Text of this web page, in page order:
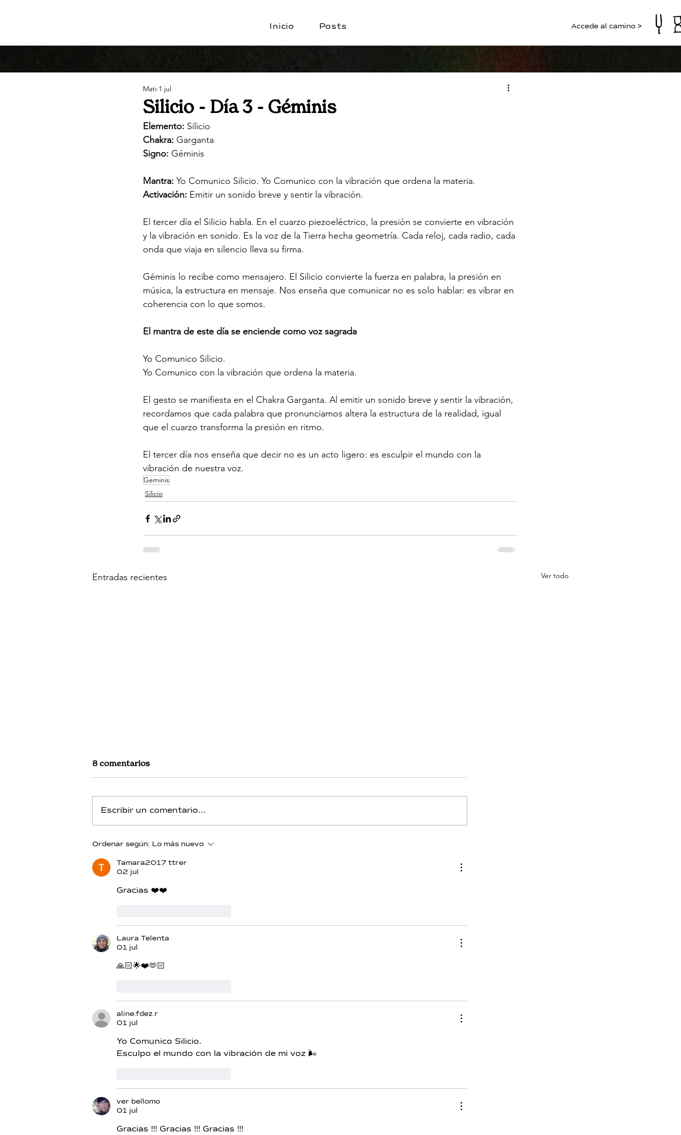
Inicio Posts Accede al camino >
Silicio - Día 3 - Géminis
Mati 1 jul
Elemento: Silicio
Chakra: Garganta
Signo: Géminis
Mantra: Yo Comunico Silicio. Yo Comunico con la vibración que ordena la materia.
Activación: Emitir un sonido breve y sentir la vibración.
El tercer día el Silicio habla. En el cuarzo piezoeléctrico, la presión se convierte en vibración
y la vibración en sonido. Es la voz de la Tierra hecha geometría. Cada reloj, cada radio, cada
onda que viaja en silencio lleva su firma.
Géminis lo recibe como mensajero. El Silicio convierte la fuerza en palabra, la presión en
música, la estructura en mensaje. Nos enseña que comunicar no es solo hablar: es vibrar en
coherencia con lo que somos.
El mantra de este día se enciende como voz sagrada
Yo Comunico Silicio.
Yo Comunico con la vibración que ordena la materia.
El gesto se manifiesta en el Chakra Garganta. Al emitir un sonido breve y sentir la vibración,
recordamos que cada palabra que pronunciamos altera la estructura de la realidad, igual
que el cuarzo transforma la presión en ritmo.
El tercer día nos enseña que decir no es un acto ligero: es esculpir el mundo con la
vibración de nuestra voz.
Geminis
Silicio
Entradas recientes Ver todo
Silicio - Día 13 - Integracion
Silicio - Día 12 - Piscis
8 comentarios
Escribir un comentario...
Ordenar según: Lo más nuevo
Tamara2017 ttrer
02 jul
Gracias ❤️❤️
Laura Telenta
01 jul
🙏🏻🌟❤️🫶🏻
aline.fdez.r
01 jul
Yo Comunico Silicio.
Esculpo el mundo con la vibración de mi voz 🌬️
ver bellomo
01 jul
Gracias !!! Gracias !!! Gracias !!!